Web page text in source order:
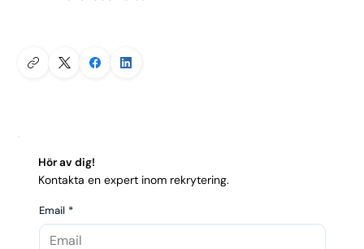
Hör av dig!
Kontakta en expert inom rekrytering.
Email *